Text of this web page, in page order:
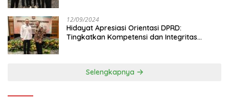
12/09/2024
Hidayat Apresiasi Orientasi DPRD:
Tingkatkan Kompetensi dan Integritas
Selengkapnya